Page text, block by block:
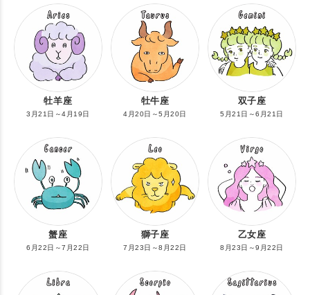
牡羊座
3月21日～4月19日
牡牛座
4月20日～5月20日
双子座
5月21日～6月21日
蟹座
6月22日～7月22日
獅子座
7月23日～8月22日
乙女座
8月23日～9月22日